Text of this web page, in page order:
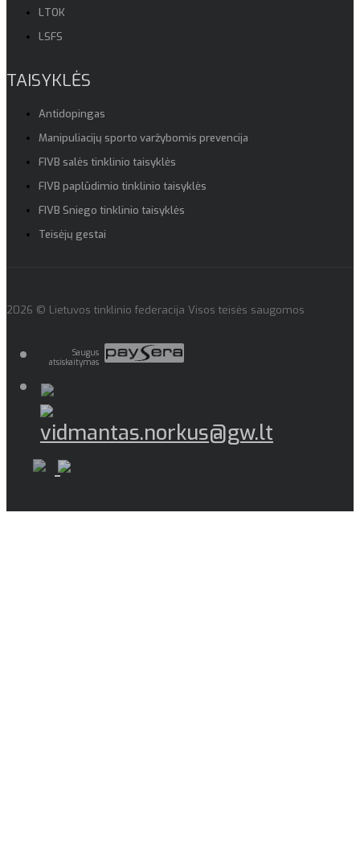
LTOK
LSFS
TAISYKLĖS
Antidopingas
Manipuliacijų sporto varžybomis prevencija
FIVB salės tinklinio taisyklės
FIVB paplūdimio tinklinio taisyklės
FIVB Sniego tinklinio taisyklės
Teisėjų gestai
2026 © Lietuvos tinklinio federacija Visos teisės saugomos
Saugus
atsiskaitymas